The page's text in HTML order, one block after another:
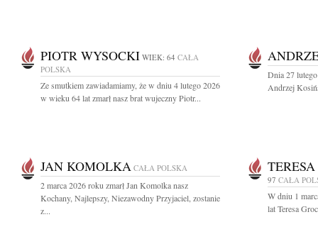
PIOTR WYSOCKI WIEK: 64 CAŁA
POLSKA
Ze smutkiem zawiadamiamy, że w dniu 4 lutego 2026
w wieku 64 lat zmarł nasz brat wujeczny Piotr...
Dnia 27
Andrzej
JAN KOMOLKA CAŁA POLSKA
2 marca 2026 roku zmarł Jan Komolka nasz
Kochany, Najlepszy, Niezawodny Przyjaciel, zostanie
z...
97 CAŁA
W dniu 1
lat Teresa